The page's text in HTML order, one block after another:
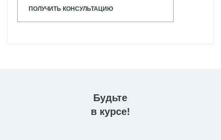
ПОЛУЧИТЬ КОНСУЛЬТАЦИЮ
Будьте
в курсе!